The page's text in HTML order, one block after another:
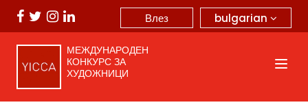
bulgarian
Влез
МЕЖДУНАРОДЕН
КОНКУРС ЗА
ХУДОЖНИЦИ